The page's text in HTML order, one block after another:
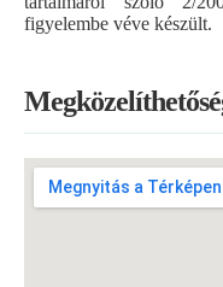
figyelembe véve készült.